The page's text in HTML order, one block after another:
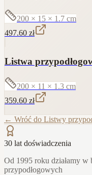
200 × 15 × 1.7 cm
497.60 zł
Listwa
200 × 11 × 1.3 cm
359.60 zł
← Wróć do Listwy
30 lat doświadczenia
Od 1995 roku działamy w
przypodłogowych